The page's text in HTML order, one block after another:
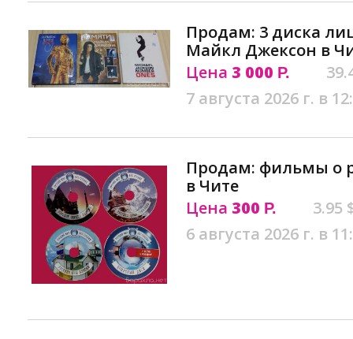
Продам: 3 диска
Майкл Джексон в
Цена 3 000 Р.
7 августа 2026 г. в
Продам: фильмы о
в Чите
Цена 300 Р.
3.95
6 августа 2026 г. в